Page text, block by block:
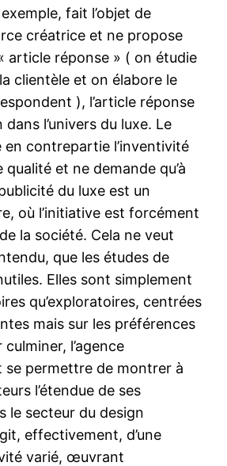
fait l’objet de
créatrice et ne propose
article réponse » ( on étudie
clientèle et on élabore le
), l’article réponse
dans l’univers du luxe. Le
en contrepartie l’inventivité
qualité et ne demande qu’à
du luxe est un
où l’initiative est forcément
la société. Cela ne veut
que les études de
Elles sont simplement
qu’exploratoires, centrées
mais sur les préférences
l’agence
se permettre de montrer à
l’étendue de ses
le secteur du design
effectivement, d’une
varié, œuvrant